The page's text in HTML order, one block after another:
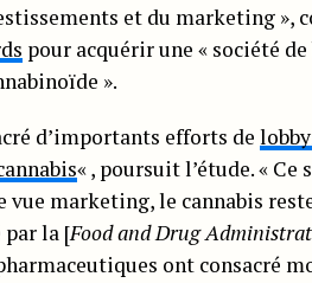
et du marketing »,
pour acquérir une « société
».
d’importants efforts de
« , poursuit l’étude. « Ce
vue marketing, le cannabis
la [Food and Drug
ont consacré